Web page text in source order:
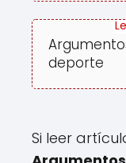
deporte
Si leer